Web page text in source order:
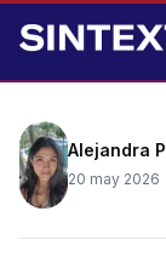
Gobernadora
encuentran en
Alejandra
20 may 2026